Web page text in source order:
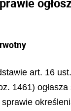
art. 16
1461)